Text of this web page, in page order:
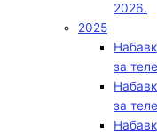
2026.
2025
за
за